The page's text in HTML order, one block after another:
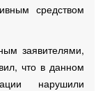
средством
заявителями,
что в данном
нарушили